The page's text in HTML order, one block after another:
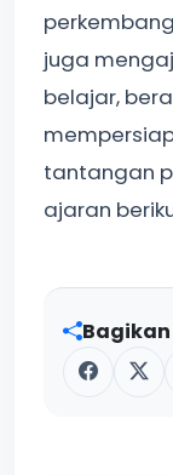
juga
belajar,
tantangan
ajaran